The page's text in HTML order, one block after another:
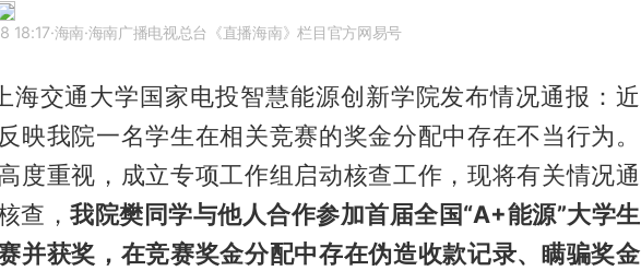
18:17·海南·海南广播电视总台《直播海南》栏目官方网易号
海交通大学国家电投智慧能源创新学院发布情况通报：近
映我院一名学生在相关竞赛的奖金分配中存在不当行为。
度重视，成立专项工作组启动核查工作，现将有关情况通
查， 我院樊同学与他人合作参加首届全国“A+能源”大学生
并获奖，在竞赛奖金分配中存在伪造收款记录、瞒骗奖金